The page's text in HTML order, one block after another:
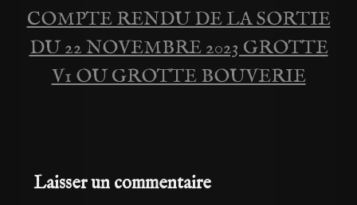
COMPTE RENDU DE LA SORTIE
DU 22 NOVEMBRE 2023 GROTTE
V1 OU GROTTE BOUVERIE
Laisser un commentaire